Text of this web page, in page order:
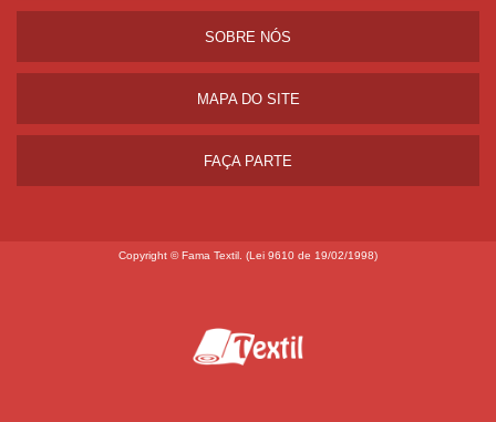
SOBRE NÓS
MAPA DO SITE
FAÇA PARTE
Copyright © Fama Textil. (Lei 9610 de 19/02/1998)